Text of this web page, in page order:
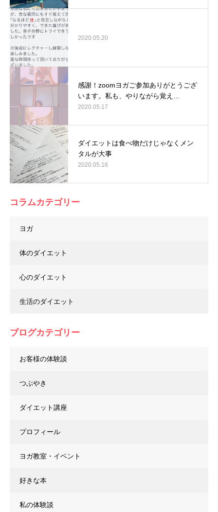
2020.05.20
感謝！zoomヨガご参加ありがとうござ
います。私も、やりながら覚え…
2020.05.17
ダイエットは食べ物だけじゃなくメン
タルが大事
2020.05.16
コラムカテゴリー
ヨガ
体のダイエット
心のダイエット
生活のダイエット
ブログカテゴリー
お客様の体験談
つぶやき
ダイエット講座
プロフィール
ヨガ教室・イベント
好きな本
私の体験談